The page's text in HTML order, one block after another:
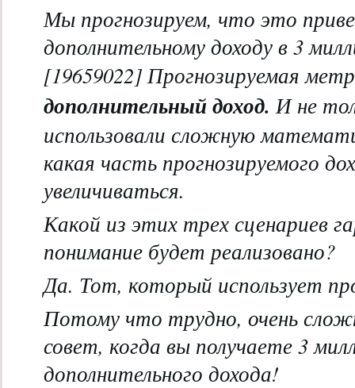
Мы прогнозируем, что это
дополнительному доходу в 3
[19659022] Прогнозируемая
дополнительный доход.И не
использовали сложную
какая часть прогнозируемого
увеличиваться.
Какой из этих трех сценариев
понимание будет реализовано?
Да. Тот, который использует
Потому что трудно, очень
совет, когда вы получаете 3
дополнительного дохода!